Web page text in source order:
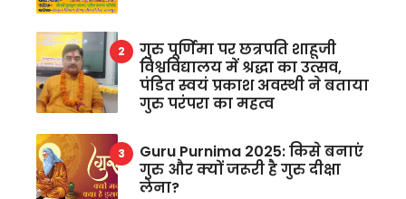
गुरु पूर्णिमा पर छत्रपति शाहूजी
विश्वविद्यालय में श्रद्धा का उत्सव,
पंडित स्वयं प्रकाश अवस्थी ने बताया
गुरु परंपरा का महत्व
Guru Purnima 2025: किसे बनाएं
गुरु और क्यों जरूरी है गुरु दीक्षा
लेना?